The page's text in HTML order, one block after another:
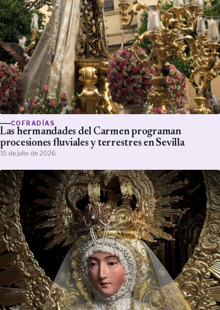
COFRADÍAS
Las hermandades del Carmen programan
procesiones fluviales y terrestres en Sevilla
15 de julio de 2026